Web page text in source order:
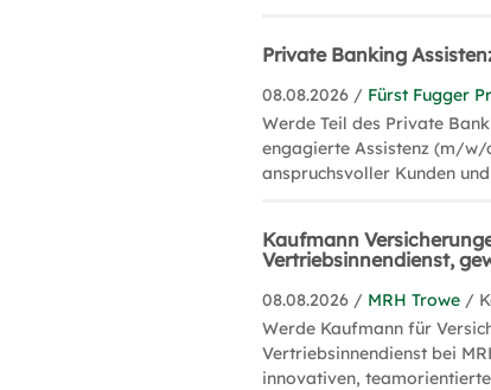
Private Banking
08.08.2026 / Fürst Fugger
Werde Teil des Private
engagierte Assistenz (m/w/
anspruchsvoller Kunden
Kaufmann
Vertriebsinnendienst,
08.08.2026 / MRH Trowe /
Werde Kaufmann für
Vertriebsinnendienst bei
innovativen,